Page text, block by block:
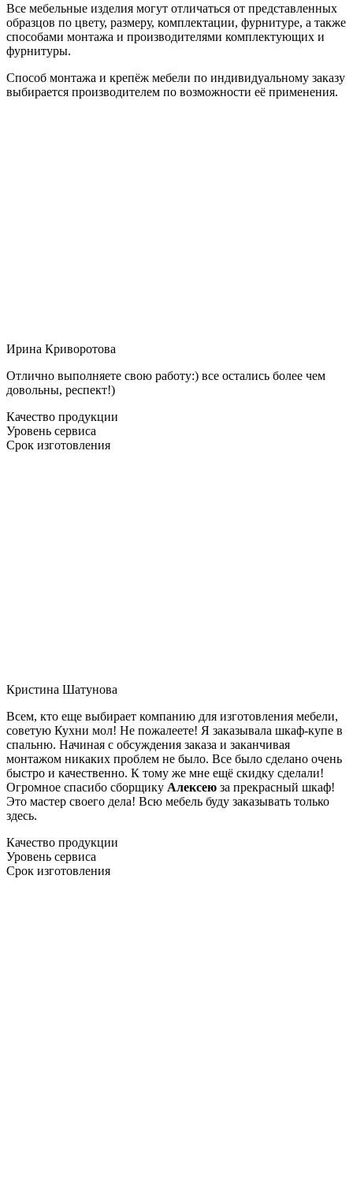
Все мебельные изделия могут отличаться от представленных
образцов по цвету, размеру, комплектации, фурнитуре, а также
способами монтажа и производителями комплектующих и
фурнитуры.
Способ монтажа и крепёж мебели по индивидуальному заказу
выбирается производителем по возможности её применения.
Ирина Криворотова
Отлично выполняете свою работу:) все остались более чем
довольны, респект!)
Качество продукции
Уровень сервиса
Срок изготовления
Кристина Шатунова
Всем, кто еще выбирает компанию для изготовления мебели,
советую Кухни мол! Не пожалеете! Я заказывала шкаф-купе в
спальню. Начиная с обсуждения заказа и заканчивая
монтажом никаких проблем не было. Все было сделано очень
быстро и качественно. К тому же мне ещё скидку сделали!
Огромное спасибо сборщику Алексею за прекрасный шкаф!
Это мастер своего дела! Всю мебель буду заказывать только
здесь.
Качество продукции
Уровень сервиса
Срок изготовления